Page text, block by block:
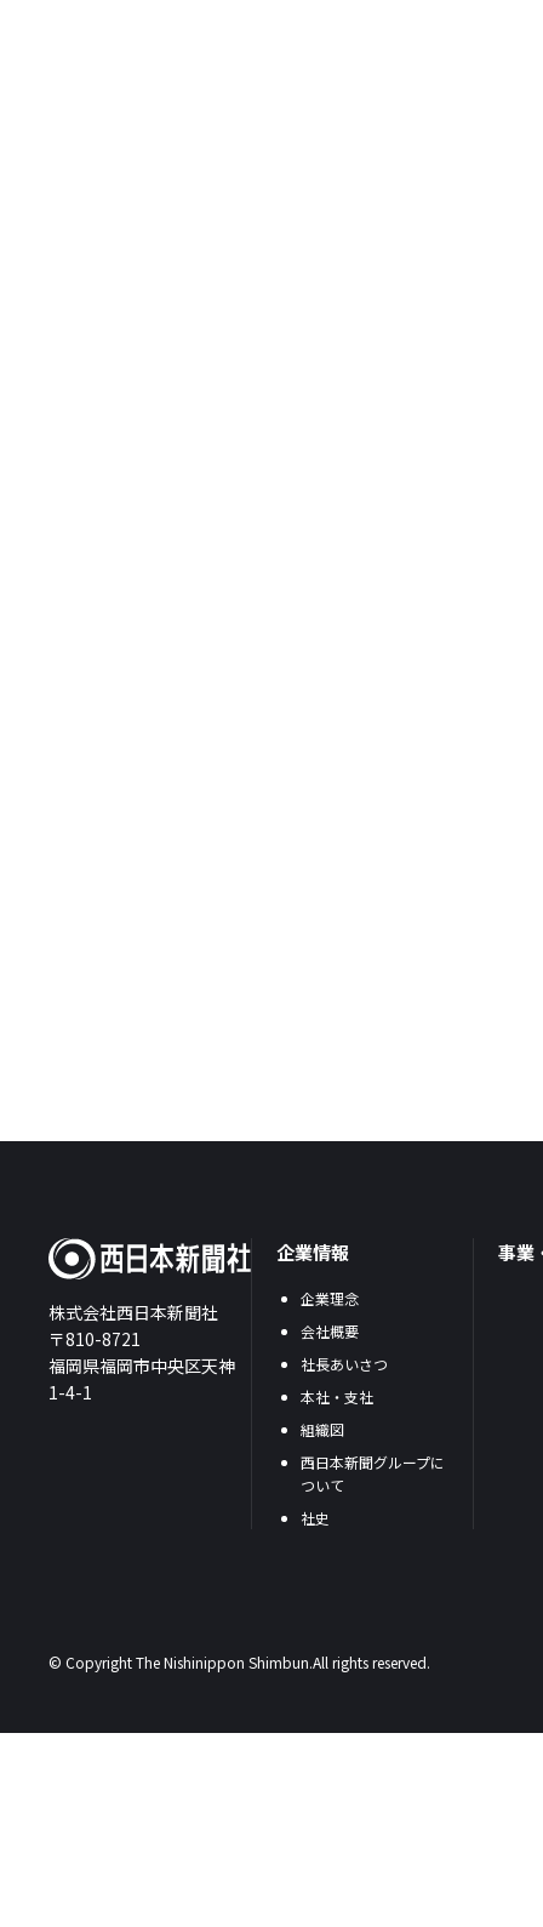
株式会社西日本新聞社
〒810-8721
福岡県福岡市中央区天神
1-4-1
企業情報
企業理念
会社概要
社長あいさつ
本社・支社
組織図
西日本新聞グループに
ついて
社史
事業
© Copyright The Nishinippon Shimbun.All rights reserved.